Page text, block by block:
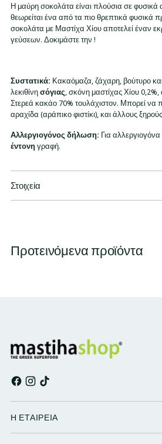
στο
καλάθι
σας
Η μαύρη σοκολάτα είναι πλούσια σε φυσικά
θεωρείται ένα από τα πιο θρεπτικά φυσικά
σοκολάτα με Μαστίχα Χίου αποτελεί έναν
γεύσεων. Δοκιμάστε την !
Συστατικά: Κακαόμαζα, ζάχαρη, βούτυρο
λεκιθίνησόγιας, σκόνη μαστίχας Χίου
Στερεά κακάο 70% τουλάχιστον. Μπορεί να
αραχίδα (αράπικο φιστίκι), και άλλους
Αλλεργιογόνος δήλωση: Για αλλεργιογόνα
έντονηγραφή.
Στοιχεία
Προτεινόμενα προϊόντα
Η ΕΤΑΙΡΕΙΑ